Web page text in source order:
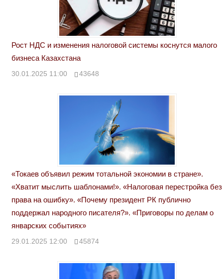
Рост НДС и изменения налоговой системы коснутся малого
бизнеса Казахстана
30.01.2025 11:00 43648
«Токаев объявил режим тотальной экономии в стране».
«Хватит мыслить шаблонами!». «Налоговая перестройка без
права на ошибку». «Почему президент РК публично
поддержал народного писателя?». «Приговоры по делам о
январских событиях»
29.01.2025 12:00 45874